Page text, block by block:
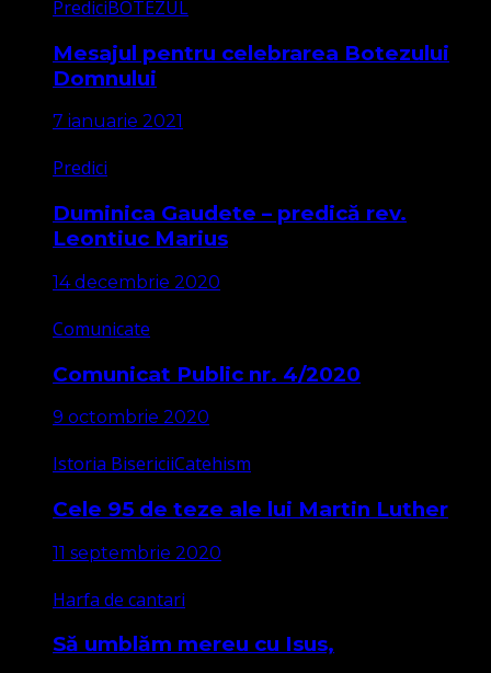
PrediciBOTEZUL
Mesajul pentru celebrarea Botezului
Domnului
7 ianuarie 2021
Predici
Duminica Gaudete – predică rev.
Leontiuc Marius
14 decembrie 2020
Comunicate
Comunicat Public nr. 4/2020
9 octombrie 2020
Istoria BisericiiCatehism
Cele 95 de teze ale lui Martin Luther
11 septembrie 2020
Harfa de cantari
Să umblăm mereu cu Isus,